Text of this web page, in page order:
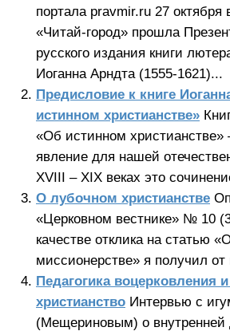
портала pravmir.ru 27 октября
«Читай-город» прошла
русского издания книги
Иоганна Арндта (1555-1621)...
Предисловие к книге
истинном христианстве»
«Об истинном христианстве»
явление для нашей
XVIII – XIX веках это
О лубочном христианстве
«Церковном вестнике» № 10
качестве отклика на статью
миссионерстве» я получил от
Педагогика воцерковления
христианство Интервью с
(Мещериновым) о внутренней